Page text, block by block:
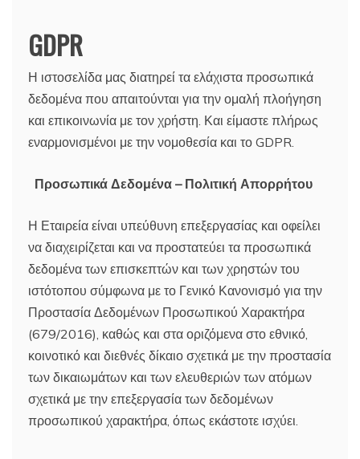
GDPR
Η ιστοσελίδα μας διατηρεί τα ελάχιστα προσωπικά
δεδομένα που απαιτούνται για την ομαλή πλοήγηση
και επικοινωνία με τον χρήστη. Και είμαστε πλήρως
εναρμονισμένοι με την νομοθεσία και το GDPR.
Προσωπικά Δεδομένα – Πολιτική Απορρήτου
Η Εταιρεία είναι υπεύθυνη επεξεργασίας και οφείλει
να διαχειρίζεται και να προστατεύει τα προσωπικά
δεδομένα των επισκεπτών και των χρηστών του
ιστότοπου σύμφωνα με το Γενικό Κανονισμό για την
Προστασία Δεδομένων Προσωπικού Χαρακτήρα
(679/2016), καθώς και στα οριζόμενα στο εθνικό,
κοινοτικό και διεθνές δίκαιο σχετικά με την προστασία
των δικαιωμάτων και των ελευθεριών των ατόμων
σχετικά με την επεξεργασία των δεδομένων
προσωπικού χαρακτήρα, όπως εκάστοτε ισχύει.